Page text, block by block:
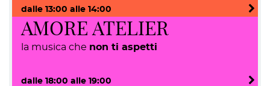
dalle 13:00 alle 14:00
AMORE ATELIER
la musica che non ti aspetti
dalle 18:00 alle 19:00